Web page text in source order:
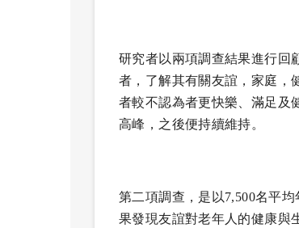
研究者以兩項調查結果進行回
者，了解其有關友誼，家庭，
者較不認為者更快樂、滿足及
高峰，之後便持續維持。
第二項調查，是以7,500名平
果發現友誼對老年人的健康與